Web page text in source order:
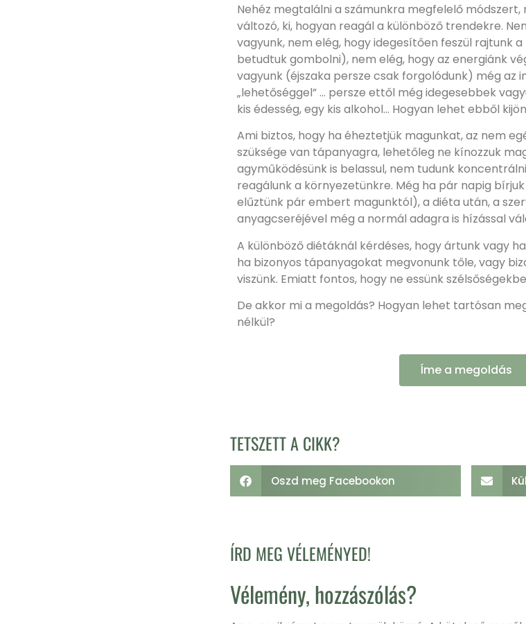
Nehéz megtalálni a számunkra megfelelő
változó, ki, hogyan reagál a különböző trendekre.
vagyunk, nem elég, hogy idegesítően feszül rajtunk
betudtuk gombolni), nem elég, hogy az energiánk
vagyunk (éjszaka persze csak forgolódunk) még az
„lehetőséggel” … persze ettől még idegesebbek
kis édesség, egy kis alkohol… Hogyan lehet ebből
Ami biztos, hogy ha éheztetjük magunkat, az nem
szüksége van tápanyagra, lehetőleg ne kínozzuk
agyműködésünk is belassul, nem tudunk
reagálunk a környezetünkre. Még ha pár napig
elűztünk pár embert magunktól), a diéta után, a
anyagcseréjével még a normál adagra is hízással
A különböző diétáknál kérdéses, hogy ártunk vagy
ha bizonyos tápanyagokat megvonunk tőle, vagy
viszünk. Emiatt fontos, hogy ne essünk
De akkor mi a megoldás? Hogyan lehet tartósan
nélkül?
Íme a megoldás
TETSZETT A CIKK?
Oszd meg Facebookon
ÍRD MEG VÉLEMÉNYED!
Vélemény, hozzászólás?